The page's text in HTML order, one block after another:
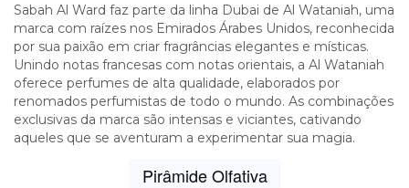
Sabah Al Ward faz parte da linha Dubai de Al Wataniah, uma
marca com raízes nos Emirados Árabes Unidos, reconhecida
por sua paixão em criar fragrâncias elegantes e místicas.
Unindo notas francesas com notas orientais, a Al Wataniah
oferece perfumes de alta qualidade, elaborados por
renomados perfumistas de todo o mundo. As combinações
exclusivas da marca são intensas e viciantes, cativando
aqueles que se aventuram a experimentar sua magia.
Pirâmide Olfativa